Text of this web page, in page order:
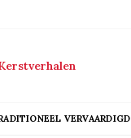
VERVAARDIGD